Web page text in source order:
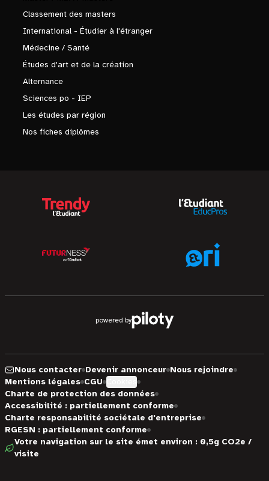
Classement des masters
International - Étudier à l'étranger
Médecine / Santé
Études d'art et de la création
Alternance
Sciences po - IEP
Les études par région
Nos fiches diplômes
powered by
Nous contacter Devenir annonceur Nous rejoindre
Mentions légales CGU
Charte de protection des données
Accessibilité : partiellement conforme
Charte responsabilité sociétale d'entreprise
RGESN : partiellement conforme
Votre navigation sur le site émet environ : 0,5g CO2e /
visite